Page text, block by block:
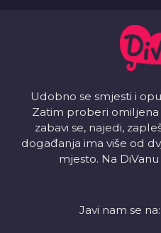
Udobno se smjesti i
Zatim proberi omiljena
zabavi se, najedi,
događanja ima više od
mjesto. Na
Javi nam se na: